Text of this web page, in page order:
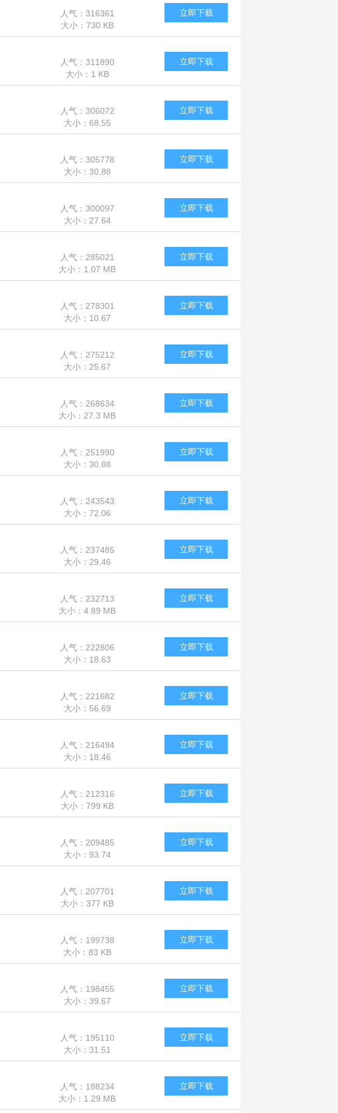
人气：316361
大小：730 KB
立即下载
人气：311890
大小：1 KB
立即下载
人气：306072
大小：68.55
MB
立即下载
人气：305778
大小：30.88
MB
立即下载
人气：300097
大小：27.64
MB
立即下载
人气：285021
大小：1.07 MB
立即下载
人气：278301
大小：10.67
MB
立即下载
人气：275212
大小：25.67
MB
立即下载
人气：268634
大小：27.3 MB
立即下载
人气：251990
大小：30.88
MB
立即下载
人气：243543
大小：72.06
MB
立即下载
人气：237485
大小：29.46
MB
立即下载
人气：232713
大小：4.89 MB
立即下载
人气：222806
大小：18.63
MB
立即下载
人气：221682
大小：56.69
MB
立即下载
人气：216494
大小：18.46
MB
立即下载
人气：212316
大小：799 KB
立即下载
人气：209485
大小：93.74
MB
立即下载
人气：207701
大小：377 KB
立即下载
人气：199738
大小：83 KB
立即下载
人气：198455
大小：39.67
MB
立即下载
人气：195110
大小：31.51
MB
立即下载
人气：188234
大小：1.29 MB
立即下载